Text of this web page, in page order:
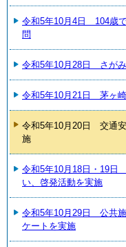
令和5年10月4日 104歳
問
令和5年10月28日 さが
令和5年10月21日 茅ヶ
令和5年10月20日 交通
施
令和5年10月18日・19日
い、啓発活動を実施
令和5年10月29日 公共
ケートを実施